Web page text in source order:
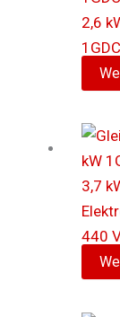
2,6
3,7
440